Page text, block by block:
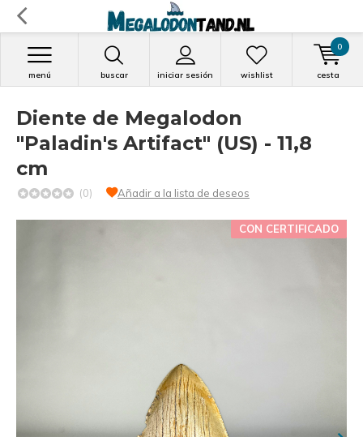
buscar iniciar sesión
menú wishlist cesta
0
Diente de Megalodon
"Paladin's Artifact" (US) - 11,8
cm
(0) Añadir a la lista de deseos
CON CERTIFICADO